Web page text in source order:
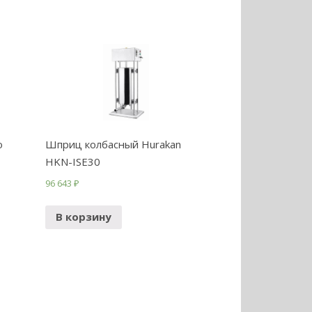
Шприц колбасный Hurakan
HKN-ISE30
96 643₽
В корзину